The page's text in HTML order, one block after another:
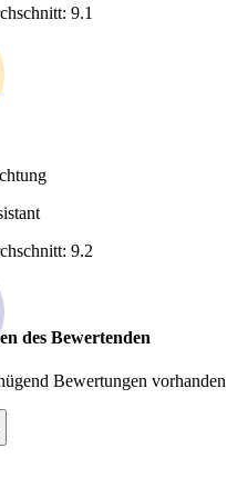
9.1
9.2
des Bewertenden
Bewertungen vorhanden